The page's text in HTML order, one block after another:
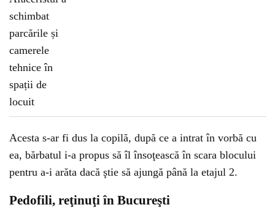
Acesta s-ar fi dus la copilă, după ce a intrat în vorbă cu
ea, bărbatul i-a propus să îl însoţească în scara blocului
pentru a-i arăta dacă ştie să ajungă până la etajul 2.
Pedofili, reţinuţi în Bucureşti